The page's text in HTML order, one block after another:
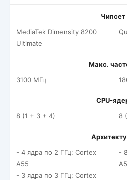
Чипсет
MediaTek Dimensity 8200
Ultimate
Макс.
3100 МГц
CPU-
8 (1 + 3 + 4)
8
- 4 ядра по 2 ГГц: Cortex
A55
- 3 ядра по 3 ГГц: Cortex
-